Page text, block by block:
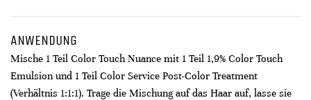
ANWENDUNG
Mische 1 Teil Color Touch Nuance mit 1 Teil 1,9% Color Touch
Emulsion und 1 Teil Color Service Post-Color Treatment
(Verhältnis 1:1:1). Trage die Mischung auf das Haar auf, lasse sie